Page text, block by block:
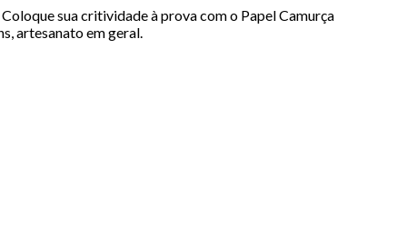
sua critividade à prova com o Papel Camurça
artesanato em geral.